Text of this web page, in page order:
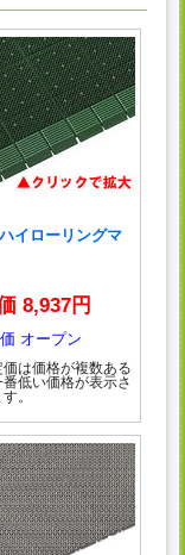
イローリングマ
8,937円
オープン
は価格が複数ある
低い価格が表示さ
。